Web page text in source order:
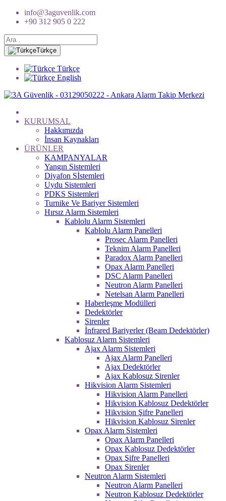
info@3aguvenlik.com
+90 312 905 0 222
Türkçe
Türkçe
English
KURUMSAL
Hakkımızda
İnsan Kaynakları
ÜRÜNLER
KAMPANYALAR
Yangın Sistemleri
Diyafon Sİstemleri
Uydu Sistemleri
PDKS Sistemleri
Turnike Ve Bariyer Sistemleri
Hırsız Alarm Sistemleri
Kablolu Alarm Sistemleri
Kablolu Alarm Panelleri
Prosec Alarm Panelleri
Teknim Alarm Panelleri
Paradox Alarm Panelleri
Opax Alarm Panelleri
DSC Alarm Panelleri
Neutron Alarm Panelleri
Netelsan Alarm Panelleri
Haberleşme Modülleri
Dedektörler
Sirenler
İnfrared Bariyerler (Beam Dedektörler)
Kablosuz Alarm Sistemleri
Ajax Alarm Sistemleri
Ajax Alarm Panelleri
Ajax Dedektörler
Ajax Kablosuz Sirenler
Hikvision Alarm Sistemleri
Hikvision Alarm Panelleri
Hikvision Kablosuz Dedektörler
Hikvision Şifre Panelleri
Hikvision Kablosuz Sirenler
Opax Alarm Sistemleri
Opax Alarm Panelleri
Opax Kablosuz Dedektörler
Opax Şifre Panelleri
Opax Sirenler
Neutron Alarm Sistemleri
Neutron Alarm Panelleri
Neutron Kablosuz Dedektörler